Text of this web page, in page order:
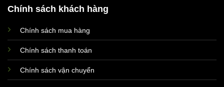
Chính sách khách hàng
Chính sách mua hàng
Chính sách thanh toán
Chính sách vận chuyển
viên tư vấn của Remak